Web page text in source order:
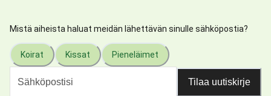
Mistä aiheista haluat meidän lähettävän sinulle sähköpostia?
Koirat Kissat Pieneläimet
Tilaa uutiskirje